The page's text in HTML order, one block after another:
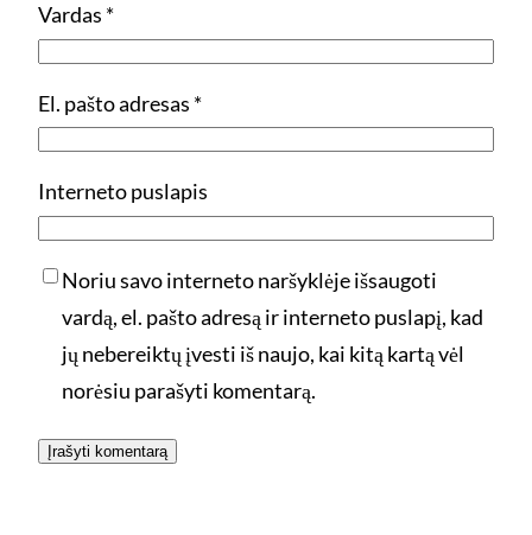
Vardas *
El. pašto adresas *
Interneto puslapis
Noriu savo interneto naršyklėje išsaugoti
vardą, el. pašto adresą ir interneto puslapį, kad
jų nebereiktų įvesti iš naujo, kai kitą kartą vėl
norėsiu parašyti komentarą.